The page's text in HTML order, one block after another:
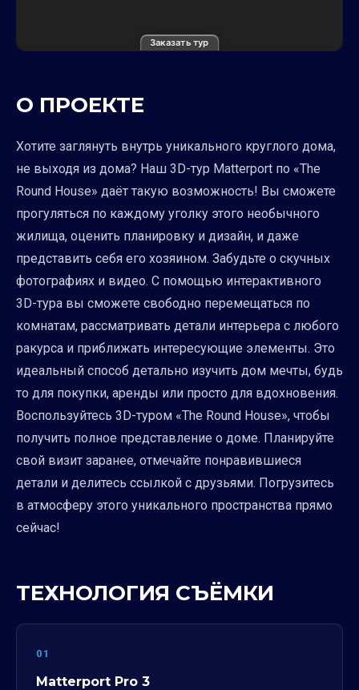
Заказать тур
О ПРОЕКТЕ
Хотите заглянуть внутрь уникального круглого дома,
не выходя из дома? Наш 3D-тур Matterport по «The
Round House» даёт такую возможность! Вы сможете
прогуляться по каждому уголку этого необычного
жилища, оценить планировку и дизайн, и даже
представить себя его хозяином. Забудьте о скучных
фотографиях и видео. С помощью интерактивного
3D-тура вы сможете свободно перемещаться по
комнатам, рассматривать детали интерьера с любого
ракурса и приближать интересующие элементы. Это
идеальный способ детально изучить дом мечты, будь
то для покупки, аренды или просто для вдохновения.
Воспользуйтесь 3D-туром «The Round House», чтобы
получить полное представление о доме. Планируйте
свой визит заранее, отмечайте понравившиеся
детали и делитесь ссылкой с друзьями. Погрузитесь
в атмосферу этого уникального пространства прямо
сейчас!
ТЕХНОЛОГИЯ СЪЁМКИ
01
Matterport Pro 3